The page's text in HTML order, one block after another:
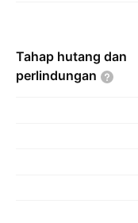
Tahap hutang dan
perlindungan